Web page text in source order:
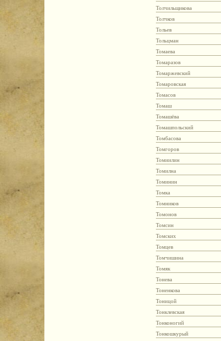
Толчильщикова
Толчков
Тольев
Тольцман
Томаева
Томаразов
Томаржевский
Томаровская
Томасов
Томаш
Томашёва
Томашпольский
Томбасова
Томгоров
Томиилин
Томилна
Томинин
Томка
Томников
Томонов
Томсин
Томских
Томцев
Томчишина
Томяк
Тонева
Тоненкова
Тоницой
Тонклевская
Тонконогий
Тонкошкурый